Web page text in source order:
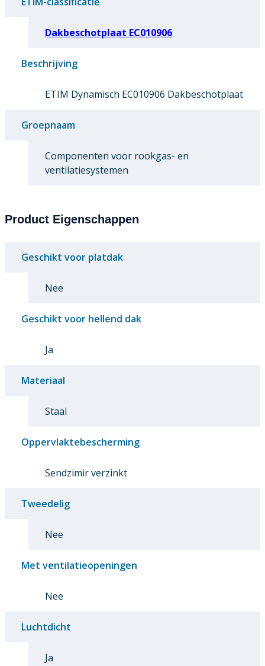
Dakbeschotplaat EC010906
Beschrijving
ETIM Dynamisch EC010906 Dakbeschotplaat
Groepnaam
Componenten voor rookgas- en
ventilatiesystemen
Product Eigenschappen
Geschikt voor platdak
Nee
Geschikt voor hellend dak
Ja
Materiaal
Staal
Oppervlaktebescherming
Sendzimir verzinkt
Tweedelig
Nee
Met ventilatieopeningen
Nee
Luchtdicht
Ja